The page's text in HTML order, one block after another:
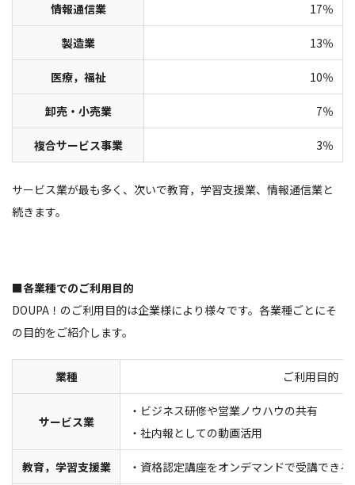
情報通信業 17％
製造業 13％
医療，福祉 10％
卸売・小売業 7％
複合サービス事業 3％
サービス業が最も多く、次いで教育，学習支援業、情報通信業と
続きます。
■各業種でのご利用目的
DOUPA！のご利用目的は企業様により様々です。各業種ごとにそ
の目的をご紹介します。
業種 ご利用目的
サービス業
・ビジネス研修や営業ノウハウの共有
・社内報としての動画活用
教育，学習支援業 ・資格認定講座をオンデマンドで受講でき